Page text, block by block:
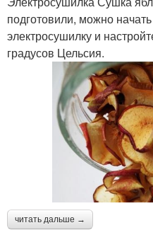
подготовили, можно
электросушилку и
градусов Цельсия.
читать дальше →